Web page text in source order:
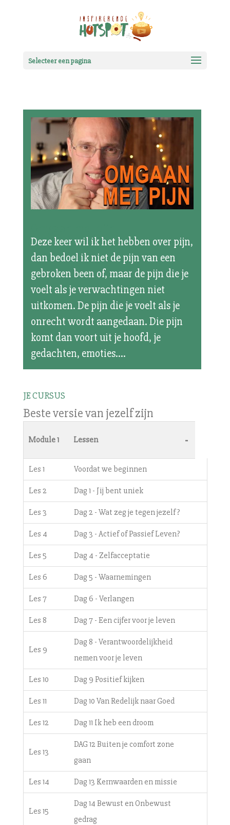
Selecteer een pagina
Deze keer wil ik het hebben over pijn,
dan bedoel ik niet de pijn van een
gebroken been of, maar de pijn die je
voelt als je verwachtingen niet
uitkomen. De pijn die je voelt als je
onrecht wordt aangedaan. Die pijn
komt dan voort uit je hoofd, je
gedachten, emoties....
JE CURSUS
Beste versie van jezelf zijn
Module 1 Lessen -
Les 1 Voordat we beginnen
Les 2 Dag 1 - Jij bent uniek
Les 3 Dag 2 - Wat zeg je tegen jezelf?
Les 4 Dag 3 - Actief of Passief Leven?
Les 5 Dag 4 - Zelfacceptatie
Les 6 Dag 5 - Waarnemingen
Les 7 Dag 6 - Verlangen
Les 8 Dag 7 - Een cijfer voor je leven
Les 9
Dag 8 - Verantwoordelijkheid
nemen voor je leven
Les 10 Dag 9 Positief kijken
Les 11 Dag 10 Van Redelijk naar Goed
Les 12 Dag 11 Ik heb een droom
Les 13
DAG 12 Buiten je comfort zone
gaan
Les 14 Dag 13 Kernwaarden en missie
Les 15
Dag 14 Bewust en Onbewust
gedrag